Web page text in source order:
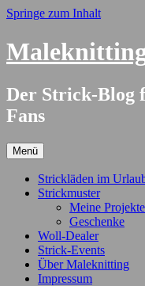
Springe zum Inhalt
Der Strick-Blog
Fans
Menü
Strickläden im
Strickmuster
Meine Projekte
Geschenke
Woll-Dealer
Strick-Events
Über Maleknitting
Impressum